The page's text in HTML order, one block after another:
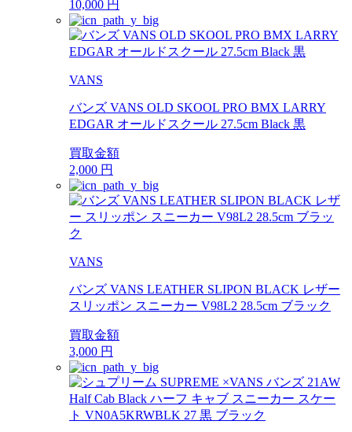
10,000 円
VANS
バンズ VANS OLD SKOOL PRO BMX LARRY
EDGAR オールドスクール 27.5cm Black 黒
買取金額
2,000 円
VANS
バンズ VANS LEATHER SLIPON BLACK レザー
スリッポン スニーカー V98L2 28.5cm ブラック
買取金額
3,000 円